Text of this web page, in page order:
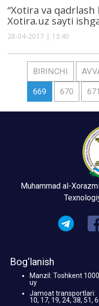
“Xotira va
Xotira.uz sayti
28-04-2017 | 13:40
BIRINCHI
669 670 671
Muhammad al-
Bog‘lanish
Manzil: Toshkent
uy
Jamoat transportlari:
10, 17, 19, 24, 38, 51,